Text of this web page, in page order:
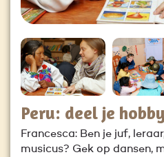
Peru: deel je
Francesca: Ben je juf,
musicus? Gek op dansen,